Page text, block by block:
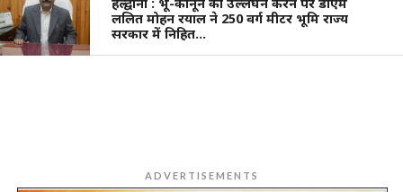
ललित मोहन रयाल ने 250 वर्ग मीटर भूमि राज्य
सरकार में निहित…
ADVERTISEMENTS